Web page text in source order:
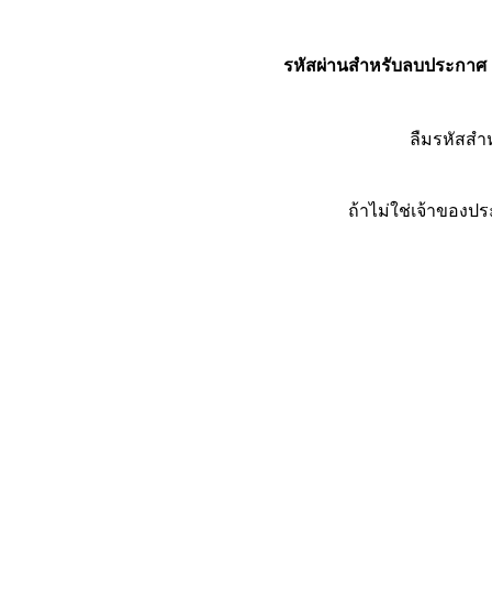
รหัสผ่านสำหรับลบประกาศ
ลืมรหัสส
ถ้าไม่ใช่เจ้าของป